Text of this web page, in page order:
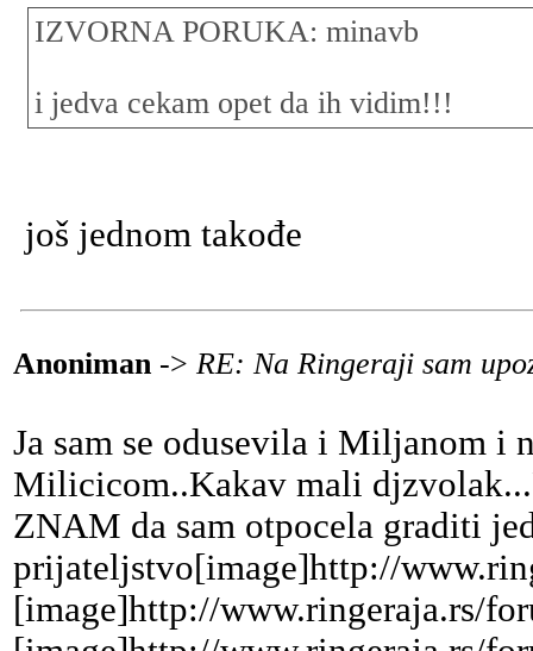
IZVORNA PORUKA: minavb
i jedva cekam opet da ih vidim!!!
još jednom takođe
Anoniman -> RE: Na Ringeraji sam
Ja sam se odusevila i Miljanom i
Milicicom..Kakav mali
ZNAM da sam otpocela graditi
prijateljstvo[image]http://
[image]http://www.ringeraja.rs/